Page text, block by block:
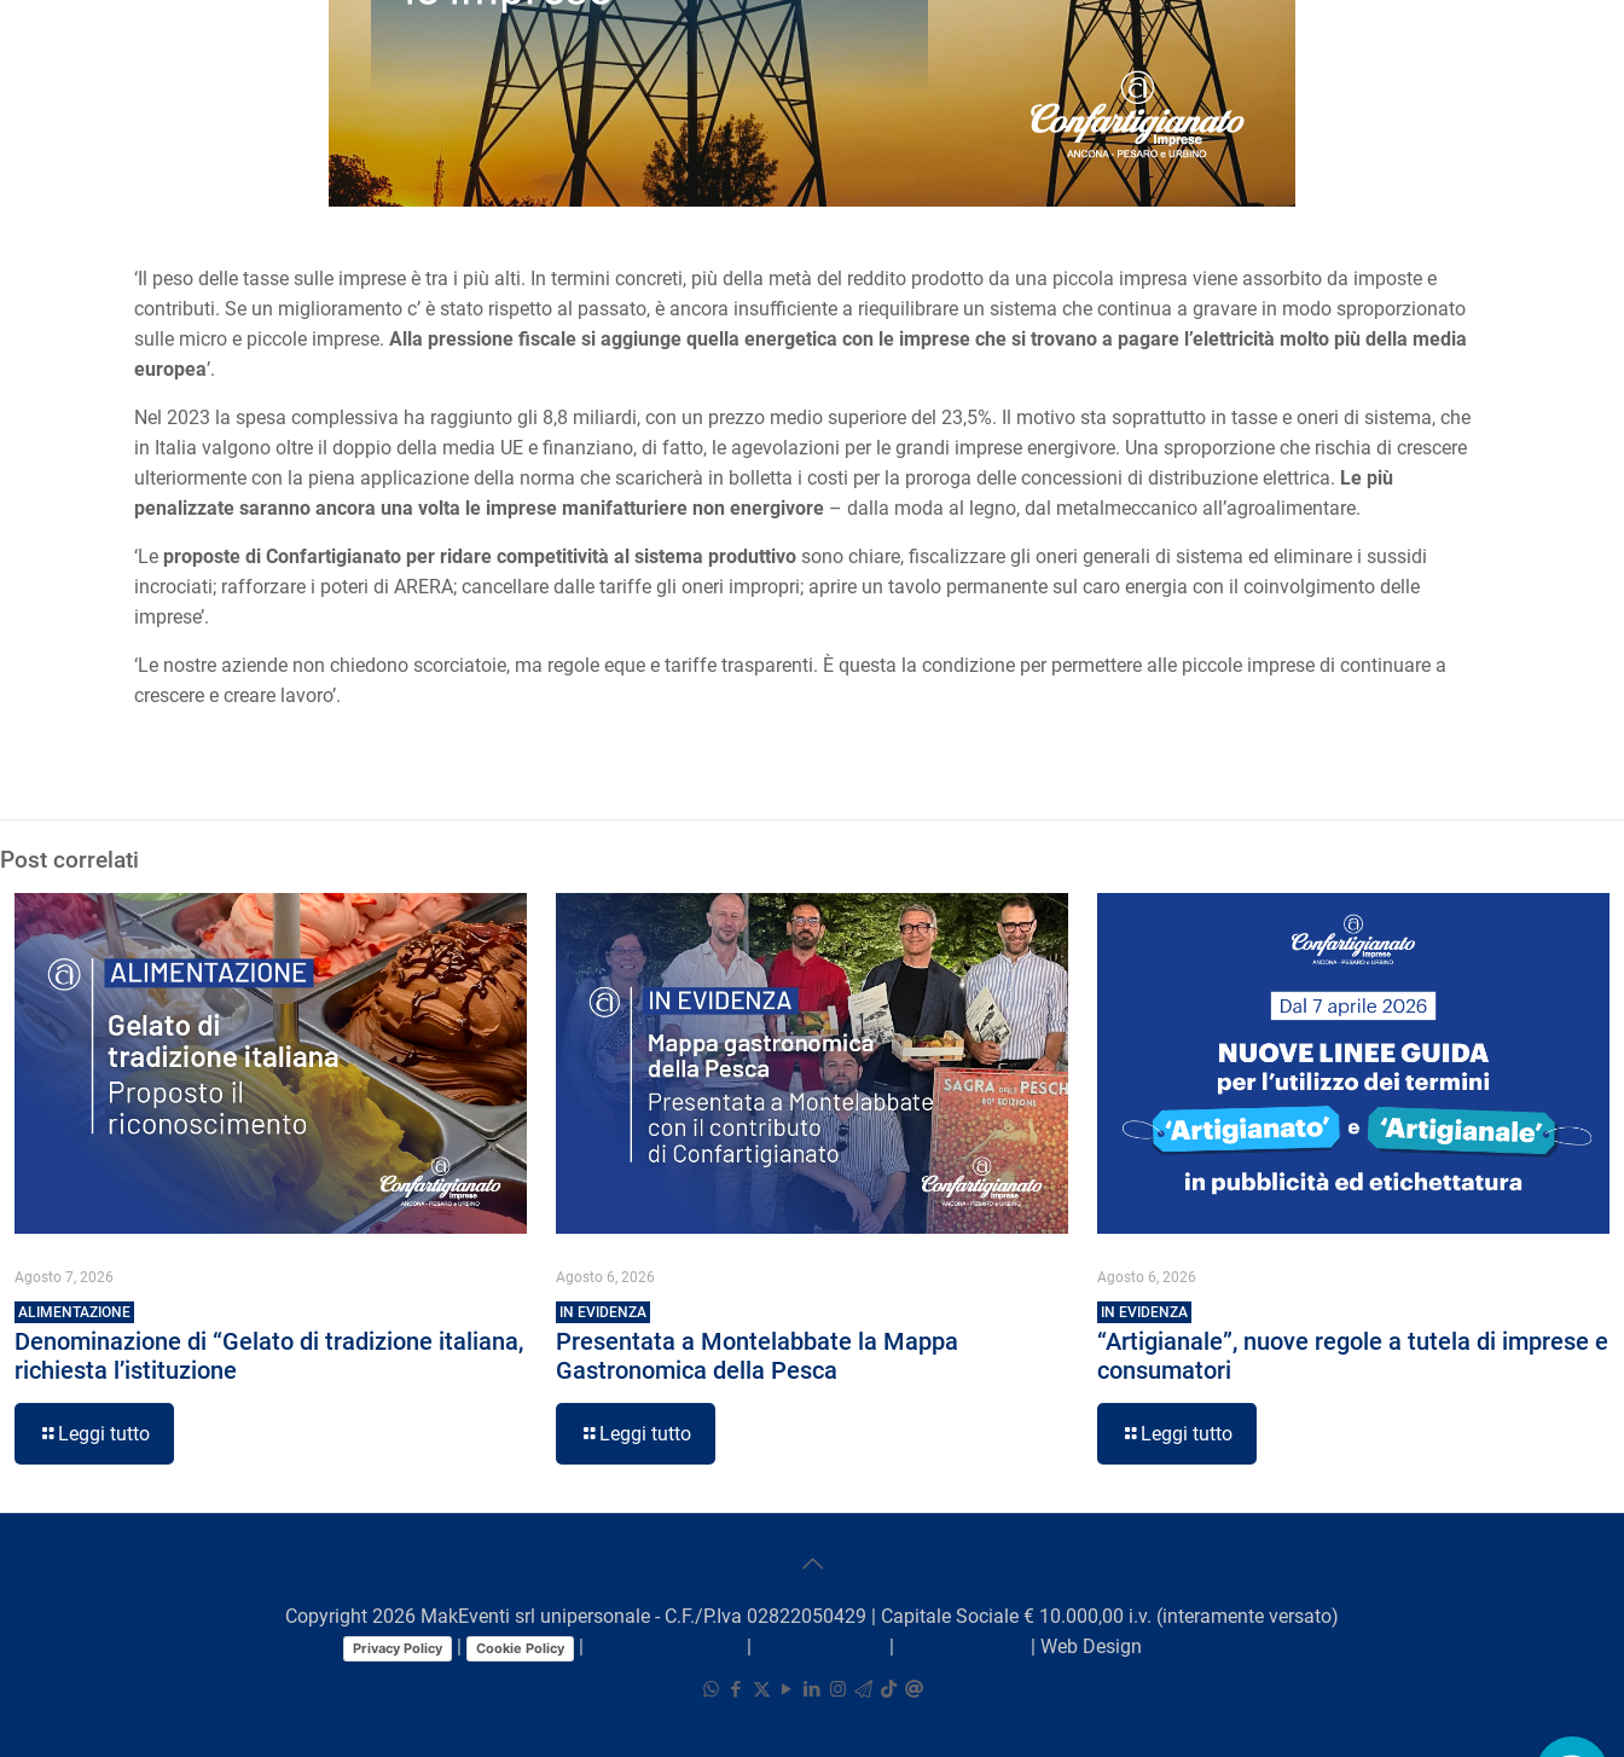
‘Il peso delle tasse sulle imprese è tra i più alti. In termini concreti, più della metà del reddito prodotto da una piccola impresa viene assorbito da imposte e
contributi. Se un miglioramento c’ è stato rispetto al passato, è ancora insufficiente a riequilibrare un sistema che continua a gravare in modo sproporzionato
sulle micro e piccole imprese.Alla pressione fiscale si aggiunge quella energetica con le imprese che si trovano a pagare l’elettricità molto più della media
europea’.
Nel 2023 la spesa complessiva ha raggiunto gli 8,8 miliardi, con un prezzo medio superiore del 23,5%. Il motivo sta soprattutto in tasse e oneri di sistema, che
in Italia valgono oltre il doppio della media UE e finanziano, di fatto, le agevolazioni per le grandi imprese energivore. Una sproporzione che rischia di crescere
ulteriormente con la piena applicazione della norma che scaricherà in bolletta i costi per la proroga delle concessioni di distribuzione elettrica. Le più
penalizzate saranno ancora una volta le imprese manifatturiere non energivore – dalla moda al legno, dal metalmeccanico all’agroalimentare.
‘Le proposte di Confartigianato per ridare competitività al sistema produttivo sono chiare, fiscalizzare gli oneri generali di sistema ed eliminare i sussidi
incrociati; rafforzare i poteri di ARERA; cancellare dalle tariffe gli oneri impropri; aprire un tavolo permanente sul caro energia con il coinvolgimento delle
imprese’.
‘Le nostre aziende non chiedono scorciatoie, ma regole eque e tariffe trasparenti. È questa la condizione per permettere alle piccole imprese di continuare a
crescere e creare lavoro’.
Post correlati
Agosto 7, 2026
ALIMENTAZIONE
Denominazione di “Gelato di tradizione italiana,
richiesta l’istituzione
Leggi tutto
Agosto 6, 2026
IN EVIDENZA
Presentata a Montelabbate la Mappa
Gastronomica della Pesca
Leggi tutto
Agosto 6, 2026
IN EVIDENZA
“Artigianale”, nuove regole a tutela di imprese e
consumatori
Leggi tutto
Copyright 2026 MakEventi srl unipersonale - C.F./P.Iva 02822050429 | Capitale Sociale € 10.000,00 i.v. (interamente versato)
Privacy Policy Cookie Policy | Web Design